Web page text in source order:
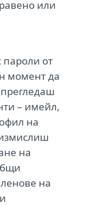
или
от
момент да
– имейл,
на
на
на